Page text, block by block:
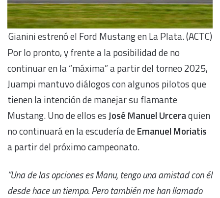
Gianini estrenó el Ford Mustang en La Plata. (ACTC)
Por lo pronto, y frente a la posibilidad de no
continuar en la “máxima” a partir del torneo 2025,
Juampi mantuvo diálogos con algunos pilotos que
tienen la intención de manejar su flamante
Mustang. Uno de ellos esJosé Manuel Urceraquien
no continuará en la escudería deEmanuel Moriatis
a partir del próximo campeonato.
“Una de las opciones es Manu, tengo una amistad con él
desde hace un tiempo. Pero también me han llamado